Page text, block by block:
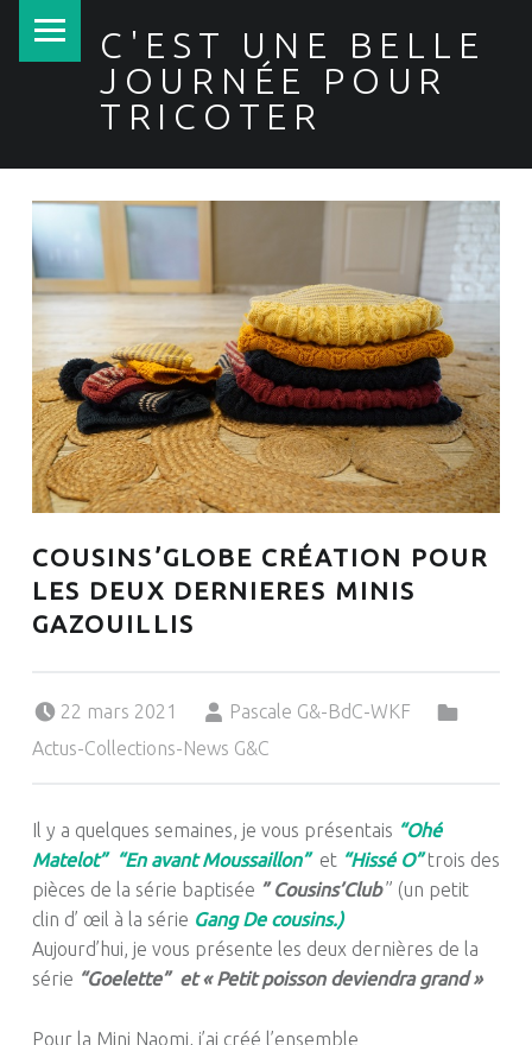
C'EST UNE BELLE
JOURNÉE POUR
TRICOTER
COUSINS’GLOBE CRÉATION POUR
LES DEUX DERNIERES MINIS
GAZOUILLIS
22 mars 2021
Pascale G&-BdC-WKF
Actus-Collections-News G&C
Il y a quelques semaines, je vous présentais “Ohé
Matelot”
“En avant Moussaillon”et “Hissé O”trois des
pièces de la série baptisée ” Cousins’Club ” (un petit
clin d’ œil à la série Gang De cousins.)
Aujourd’hui, je vous présente les deux dernières de la
série “Goelette” et « Petit poisson deviendra grand »
Pour la Mini Naomi, j’ai créé l’ensemble